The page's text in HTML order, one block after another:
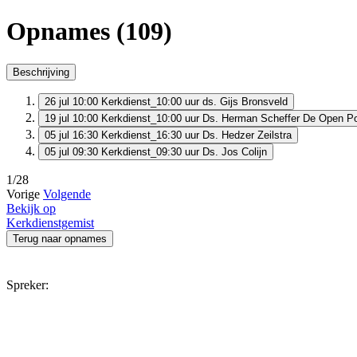
Opnames (109)
Beschrijving
26 jul 10:00 Kerkdienst_10:00 uur ds. Gijs Bronsveld
19 jul 10:00 Kerkdienst_10:00 uur Ds. Herman Scheffer De Open
05 jul 16:30 Kerkdienst_16:30 uur Ds. Hedzer Zeilstra
05 jul 09:30 Kerkdienst_09:30 uur Ds. Jos Colijn
1/28
Vorige Volgende
Bekijk op
Kerkdienstgemist
Terug naar opnames
Spreker: